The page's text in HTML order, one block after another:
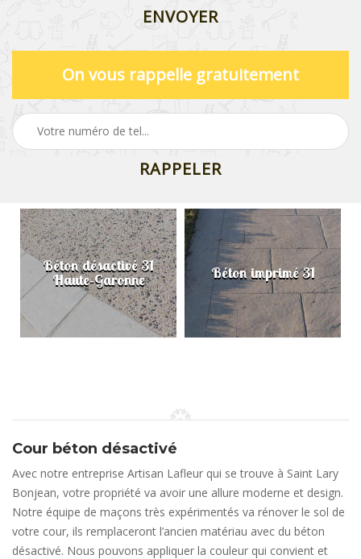
On vous rappelle gratuitement
Béton désactivé 31
Haute-Garonne Béton imprimé 31
Cour béton désactivé
Avec notre entreprise Artisan Lafleur qui se trouve à Saint Lary
Bonjean, votre propriété va avoir une allure moderne et design.
Notre équipe de maçons très expérimentés va rénover le sol de
votre cour, ils remplaceront l’ancien matériau avec du béton
désactivé. Nous pouvons appliquer la couleur qui convient et